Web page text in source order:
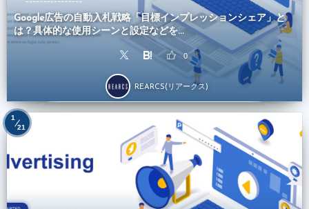
Google広告の自動入札戦略「目標インプレッションシェア」と
は？具体的な使用シーンと設定などを...
0
REARCS(リアークス)
1
21